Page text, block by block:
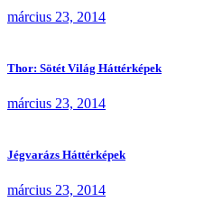
március 23, 2014
Thor: Sötét Világ Háttérképek
március 23, 2014
Jégvarázs Háttérképek
március 23, 2014